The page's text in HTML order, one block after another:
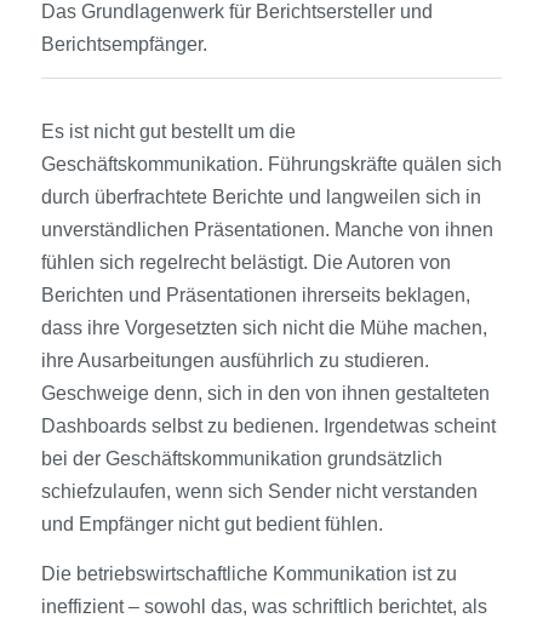
Das Grundlagenwerk für Berichtsersteller und
Berichtsempfänger.
Es ist nicht gut bestellt um die
Geschäftskommunikation. Führungskräfte quälen sich
durch überfrachtete Berichte und langweilen sich in
unverständlichen Präsentationen. Manche von ihnen
fühlen sich regelrecht belästigt. Die Autoren von
Berichten und Präsentationen ihrerseits beklagen,
dass ihre Vorgesetzten sich nicht die Mühe machen,
ihre Ausarbeitungen ausführlich zu studieren.
Geschweige denn, sich in den von ihnen gestalteten
Dashboards selbst zu bedienen. Irgendetwas scheint
bei der Geschäftskommunikation grundsätzlich
schiefzulaufen, wenn sich Sender nicht verstanden
und Empfänger nicht gut bedient fühlen.
Die betriebswirtschaftliche Kommunikation ist zu
ineffizient – sowohl das, was schriftlich berichtet, als